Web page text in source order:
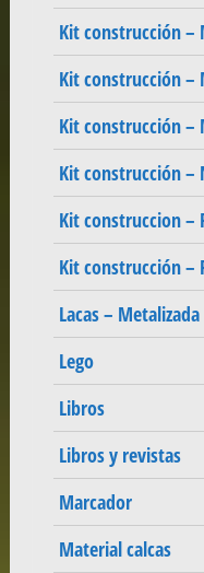
Kit construcción –
Kit construcción –
Kit construcción –
Kit construcción –
Kit construccion –
Kit construcción –
Lacas – Metalizada
Lego
Libros
Libros y revistas
Marcador
Material calcas